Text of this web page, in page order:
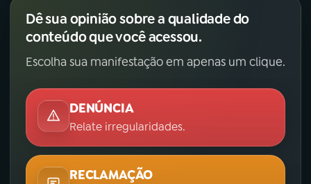
Dê sua opinião sobre a qualidade do
conteúdo que você acessou.
Escolha sua manifestação em apenas um clique.
DENÚNCIA
Relate irregularidades.
RECLAMAÇÃO